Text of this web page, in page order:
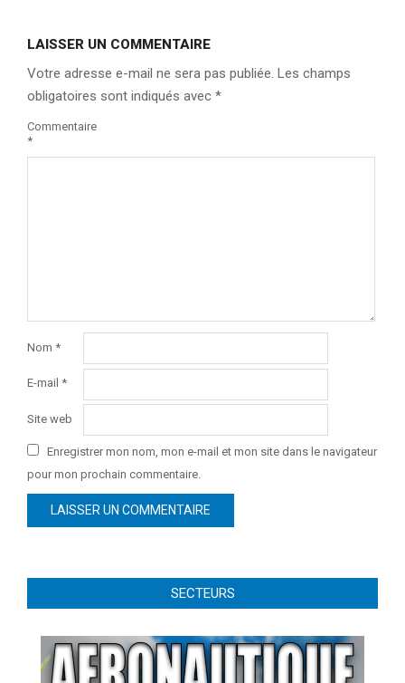
LAISSER UN COMMENTAIRE
Votre adresse e-mail ne sera pas publiée. Les champs
obligatoires sont indiqués avec *
Commentaire
*
Nom *
E-mail *
Site web
Enregistrer mon nom, mon e-mail et mon site dans le navigateur
pour mon prochain commentaire.
SECTEURS